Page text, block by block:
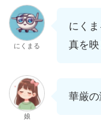
にくまる
にく
真を
娘
華厳の